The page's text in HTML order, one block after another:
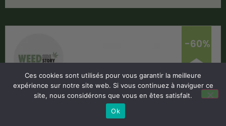
-60%
Ces cookies sont utilisés pour vous garantir la meilleure
expérience sur notre site web. Si vous continuez à naviguer ce
site, nous considérons que vous en êtes satisfait.
Ok